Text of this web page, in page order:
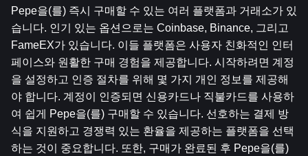
Pepe을(를) 즉시 구매할 수 있는 여러 플랫폼과 거래소가 있
습니다. 인기 있는 옵션으로는 Coinbase, Binance, 그리고
FameEX가 있습니다. 이들 플랫폼은 사용자 친화적인 인터
페이스와 원활한 구매 경험을 제공합니다. 시작하려면 계정
을 설정하고 인증 절차를 위해 몇 가지 개인 정보를 제공해
야 합니다. 계정이 인증되면 신용카드나 직불카드를 사용하
여 쉽게 Pepe을(를) 구매할 수 있습니다. 선호하는 결제 방
식을 지원하고 경쟁력 있는 환율을 제공하는 플랫폼을 선택
하는 것이 중요합니다. 또한, 구매가 완료된 후 Pepe을(를)